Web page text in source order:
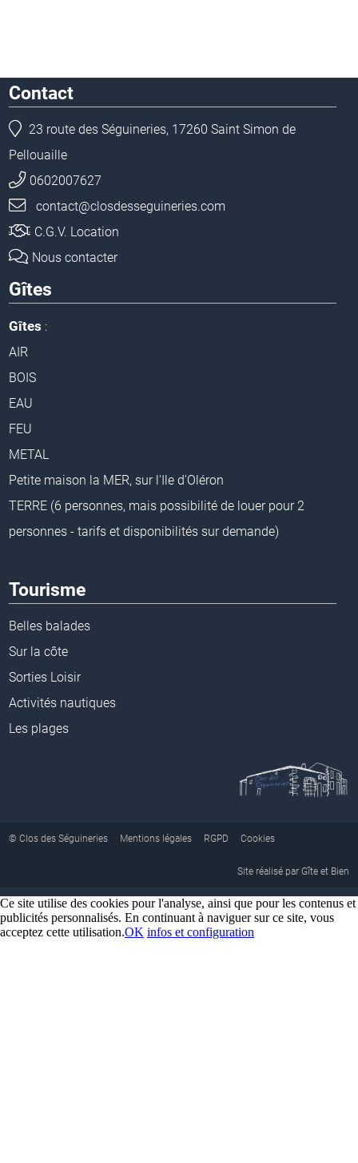
Contact
23 route des Séguineries, 17260 Saint Simon de
Pellouaille
0602007627
contact@closdesseguineries.com
C.G.V. Location
Nous contacter
Gîtes
Gîtes :
AIR
BOIS
EAU
FEU
METAL
Petite maison la MER, sur l'Ile d'Oléron
TERRE (6 personnes, mais possibilité de louer pour 2
personnes - tarifs et disponibilités sur demande)
Tourisme
Belles balades
Sur la côte
Sorties Loisir
Activités nautiques
Les plages
© Clos des Séguineries Mentions légales RGPD Cookies
Site réalisé par Gîte et Bien
Ce site utilise des cookies pour l'analyse, ainsi que pour les contenus et
publicités personnalisés. En continuant à naviguer sur ce site, vous
acceptez cette utilisation.OK infos et configuration